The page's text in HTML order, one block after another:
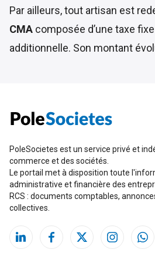
Par ailleurs, tout artisan est
CMA composée d’une taxe
additionnelle. Son montant
PoleSocietes est un service privé et
commerce et des sociétés.
Le portail met à disposition toute
administrative et financière des
RCS : documents comptables,
collectives.